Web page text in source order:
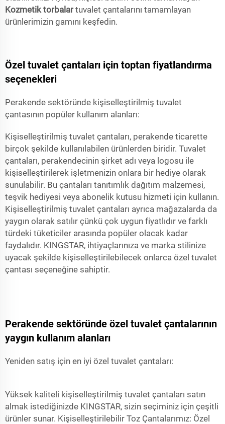
Kozmetik torbalartuvalet çantalarını tamamlayan
ürünlerimizin gamını keşfedin.
Özel tuvalet çantaları için toptan fiyatlandırma
seçenekleri
Perakende sektöründe kişiselleştirilmiş tuvalet
çantasının popüler kullanım alanları:
Kişiselleştirilmiş tuvalet çantaları, perakende ticarette
birçok şekilde kullanılabilen ürünlerden biridir. Tuvalet
çantaları, perakendecinin şirket adı veya logosu ile
kişiselleştirilerek işletmenizin onlara bir hediye olarak
sunulabilir. Bu çantaları tanıtımlık dağıtım malzemesi,
teşvik hediyesi veya abonelik kutusu hizmeti için kullanın.
Kişiselleştirilmiş tuvalet çantaları ayrıca mağazalarda da
yaygın olarak satılır çünkü çok uygun fiyatlıdır ve farklı
türdeki tüketiciler arasında popüler olacak kadar
faydalıdır. KINGSTAR, ihtiyaçlarınıza ve marka stilinize
uyacak şekilde kişiselleştirilebilecek onlarca özel tuvalet
çantası seçeneğine sahiptir.
Perakende sektöründe özel tuvalet çantalarının
yaygın kullanım alanları
Yeniden satış için en iyi özel tuvalet çantaları:
Yüksek kaliteli kişiselleştirilmiş tuvalet çantaları satın
almak istediğinizde KINGSTAR, sizin seçiminiz için çeşitli
ürünler sunar. Kişiselleştirilebilir Toz Çantalarımız: Özel